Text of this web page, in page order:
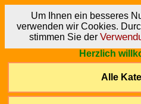
Um Ihnen ein besseres
verwenden wir Cookies.
stimmen Sie der
Herzlich
Alle